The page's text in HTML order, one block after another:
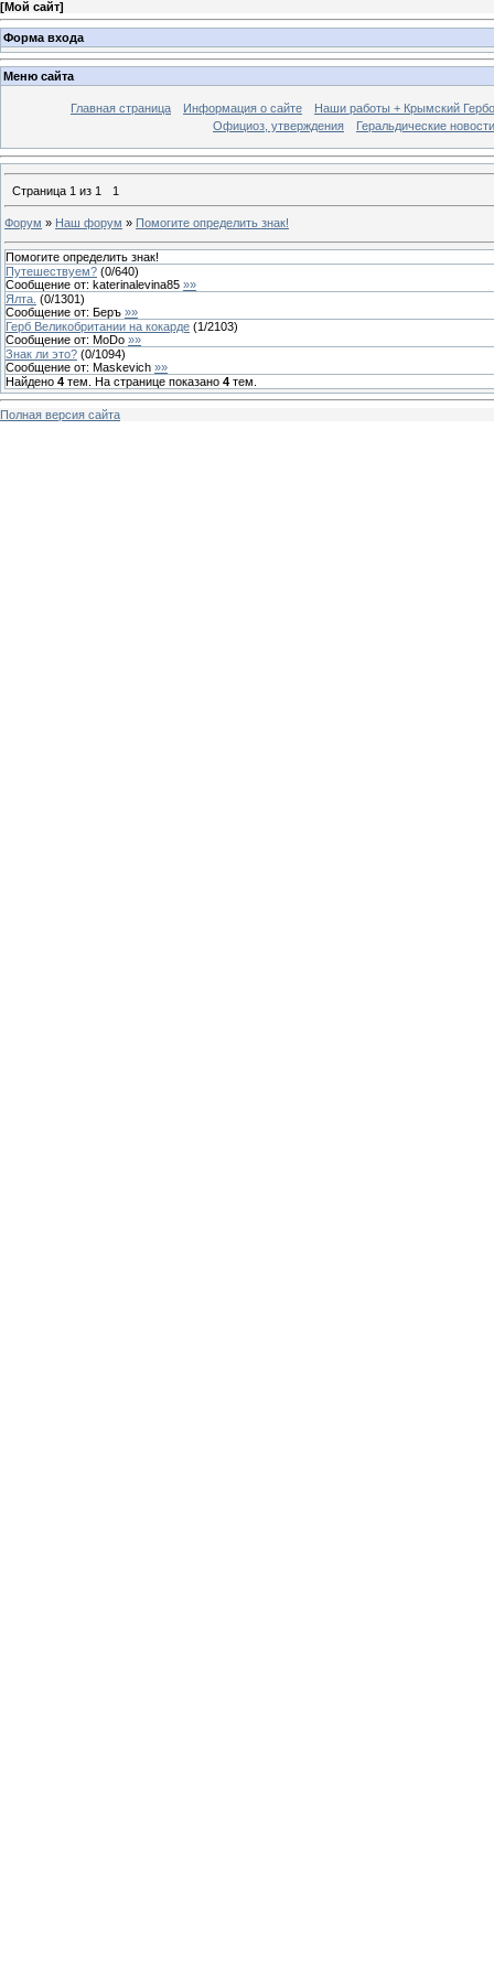
[Мой сайт]
Форма входа
Меню сайта
Главная страница Информация о сайте
Наши работы + Крымский
Официоз, утверждения
Геральдические новости
Страница 1 из 1 1
Форум » Наш форум » Помогите определить знак!
Помогите определить знак!
Путешествуем? (0/640)
Сообщение от: katerinalevina85 »»
Ялта. (0/1301)
Сообщение от: Беръ »»
Герб Великобритании на кокарде (1/2103)
Сообщение от: MoDo »»
Знак ли это? (0/1094)
Сообщение от: Maskevich »»
Найдено 4 тем. На странице показано 4 тем.
Полная версия сайта